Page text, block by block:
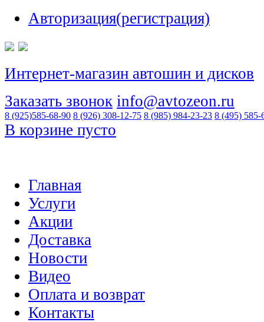
Авторизация(регистрация)
Интернет-магазин автошин и дисков
Заказать звонок info@avtozeon.ru
8 (925)585-68-90 8 (926) 308-12-75 8 (985) 984-23-23 8 (495) 585-
В корзине пусто
Главная
Услуги
Акции
Доставка
Новости
Видео
Оплата и возврат
Контакты